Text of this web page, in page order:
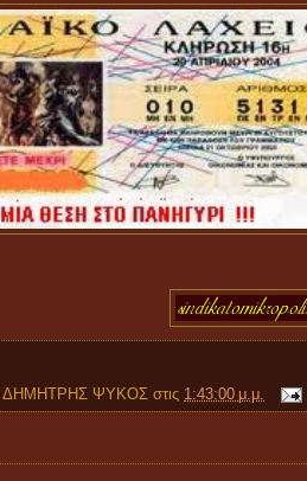
ΔΗΜΗΤΡΗΣ ΨΥΚΟΣ στις 1:43:00 μ.μ.